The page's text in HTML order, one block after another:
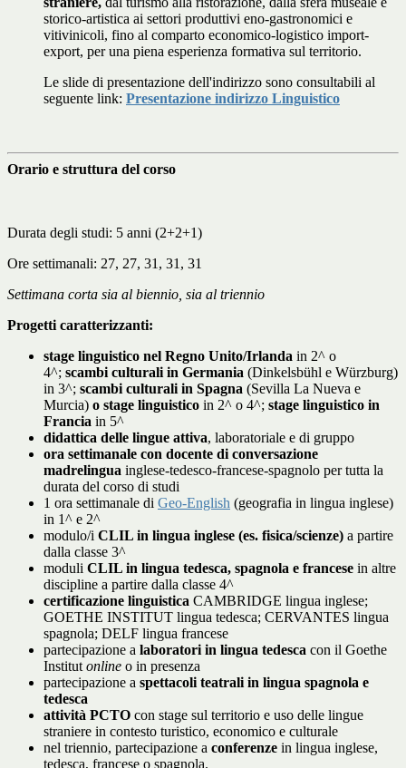
storico-artistica ai settori produttivi eno-gastronomici e
vitivinicoli, fino al comparto economico-logistico import-
export, per una piena esperienza formativa sul territorio.
Le slide di presentazione dell'indirizzo sono consultabili al
seguente link: Presentazione indirizzo Linguistico
Orario e struttura del corso
Durata degli studi: 5 anni (2+2+1)
Ore settimanali: 27, 27, 31, 31, 31
Settimana corta sia al biennio, sia al triennio
Progetti caratterizzanti:
stage linguistico nel Regno Unito/Irlanda in 2^ o
4^; scambi culturali in Germania (Dinkelsbühl e Würzburg)
in 3^; scambi culturali in Spagna (Sevilla La Nueva e
Murcia) o stage linguistico in 2^ o 4^; stage linguistico in
Francia in 5^
didattica delle lingue attiva, laboratoriale e di gruppo
ora settimanale con docente di conversazione
madrelingua inglese-tedesco-francese-spagnolo per tutta la
durata del corso di studi
1 ora settimanale di Geo-English (geografia in lingua inglese)
in 1^ e 2^
modulo/i CLIL in lingua inglese (es. fisica/scienze) a partire
dalla classe 3^
moduli CLIL in lingua tedesca, spagnola e francese in altre
discipline a partire dalla classe 4^
certificazione linguistica CAMBRIDGE lingua inglese;
GOETHE INSTITUT lingua tedesca; CERVANTES lingua
spagnola; DELF lingua francese
partecipazione a laboratori in lingua tedesca con il Goethe
Institut online o in presenza
partecipazione a spettacoli teatrali in lingua spagnola e
tedesca
attività PCTO con stage sul territorio e uso delle lingue
straniere in contesto turistico, economico e culturale
nel triennio, partecipazione a conferenze in lingua inglese,
tedesca, francese o spagnola.